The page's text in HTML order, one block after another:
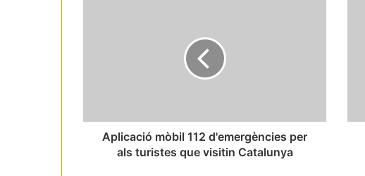
Aplicació mòbil 112 d'emergències per
als turistes que visitin Catalunya